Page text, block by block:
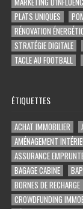
PLATS UNIQUES
RÉNOVATION
STRATÉGIE DIGITALE
TACLE AU FOOTBALL
ÉTIQUETTES
ACHAT IMMOBILIER
AMÉNAGEMENT
ASSURANCE
BAGAGE CABINE
BORNES DE RECHARGE
CROWDFUNDING